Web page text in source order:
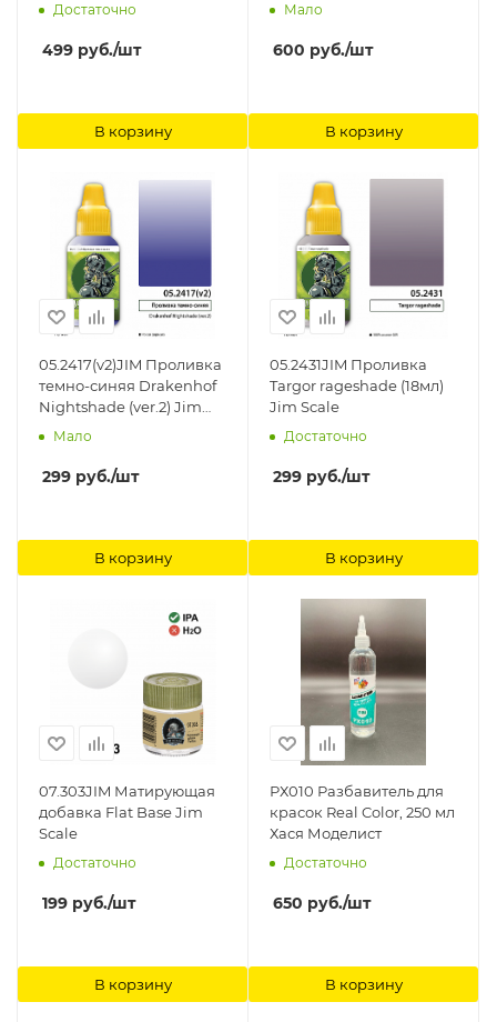
Достаточно
499 руб./шт
В корзину
Мало
600 руб./шт
В корзину
05.2417(v2)JIM Проливка
темно-синяя Drakenhof
Nightshade (ver.2) Jim
Scale
Мало
299 руб./шт
В корзину
05.2431JIM Проливка
Targor rageshade (18мл)
Jim Scale
Достаточно
299 руб./шт
В корзину
07.303JIM Матирующая
добавка Flat Base Jim
Scale
Достаточно
199 руб./шт
В корзину
РХ010 Разбавитель для
красок Real Color, 250 мл
Хася Моделист
Достаточно
650 руб./шт
В корзину